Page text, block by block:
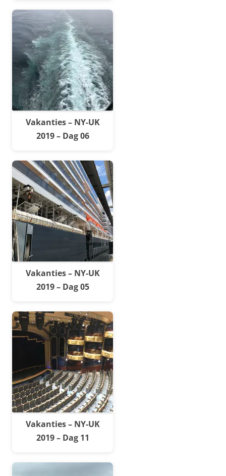
Vakanties – NY-UK
2019 – Dag 06
Vakanties – NY-UK
2019 – Dag 05
Vakanties – NY-UK
2019 – Dag 11